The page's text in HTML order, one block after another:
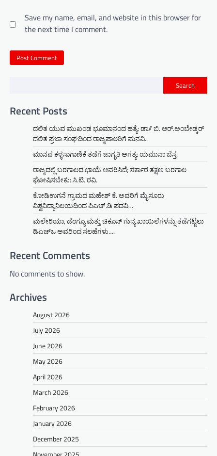
Save my name, email, and website in this browser for
the next time I comment.
Search
Recent Posts
ದಲಿತ ಯುವ ಮುಖಂಡ ಭೂಮಾನಂದ ಹತ್ಯೆ: ಡಾ// ಬಿ. ಆರ್.ಅಂಬೇಡ್ಕರ್
ದಲಿತ ಪ್ರಜಾ ಸಂಘದಿಂದ ರಾಜ್ಯಪಾಲರಿಗೆ ಮನವಿ..
ಮಾನವ ಕಳ್ಳಸಾಗಾಣಿಕೆ ತಡೆಗೆ ಜಾಗೃತಿ ಅಗತ್ಯ: ಯಮುನಾ ಬೆಸ್ತ.
ರಾಜ್ಯದಲ್ಲಿ ಬರಗಾಲದ ಛಾಯೆ ಆವರಿಸಿದೆ; ಸರ್ಕಾರ ತಕ್ಷಣ ಬರಗಾಲ
ಘೋಷಿಸಬೇಕು: ಸಿ.ಟಿ. ರವಿ.
ಕೋಡಿಉಗನೆ ಗ್ರಾಮದ ಮಹೇಶ್ ಕೆ. ಅವರಿಗೆ ಮೈಸೂರು
ವಿಶ್ವವಿದ್ಯಾನಿಲಯದಿಂದ ಪಿಎಚ್.ಡಿ ಪದವಿ…
ಮಲೇರಿಯಾ, ಡೆಂಗ್ಯೂ ಮತ್ತು ಚಿಕೂನ್ ಗುನ್ಯ ಖಾಯಿಲೆಗಳನ್ನು ತಡೆಗಟ್ಟಲು
ಡಿಎಚ್‌ಒ ಅವರಿಂದ ಸಲಹೆಗಳು….
Recent Comments
No comments to show.
Archives
August 2026
July 2026
June 2026
May 2026
April 2026
March 2026
February 2026
January 2026
December 2025